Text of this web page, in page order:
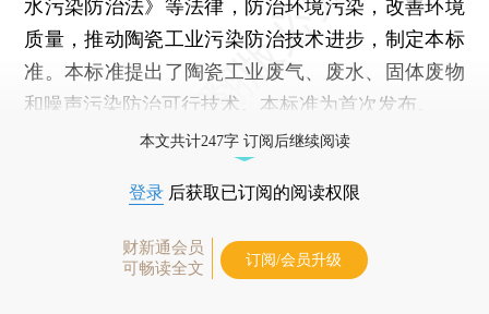
水污染防治法》等法律，防治环境污染，改善环境
质量，推动陶瓷工业污染防治技术进步，制定本标
准。本标准提出了陶瓷工业废气、废水、固体废物
和噪声污染防治可行技术。本标准为首次发布。
本文共计247字 订阅后继续阅读
登录 后获取已订阅的阅读权限
财新通会员
可畅读全文
订阅/会员升级